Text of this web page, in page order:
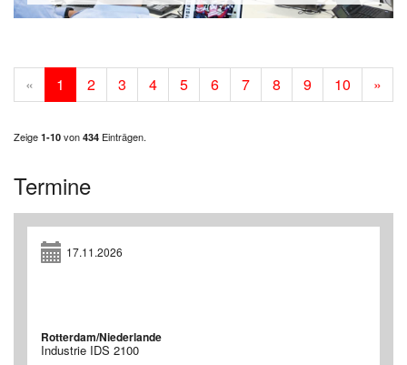
« 1 2 3 4 5 6 7 8 9 10 »
Zeige 1-10 von 434 Einträgen.
Termine
17.11.2026
Rotterdam/Niederlande
Industrie IDS 2100